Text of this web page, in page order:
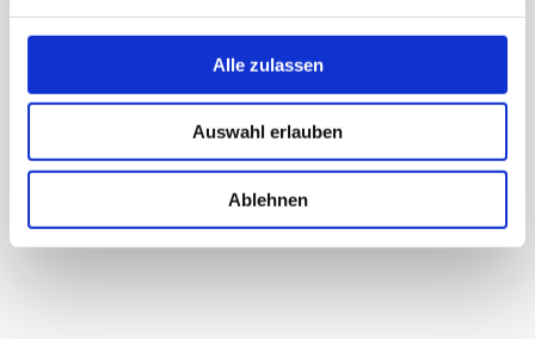
Alle zulassen
Auswahl erlauben
Ablehnen